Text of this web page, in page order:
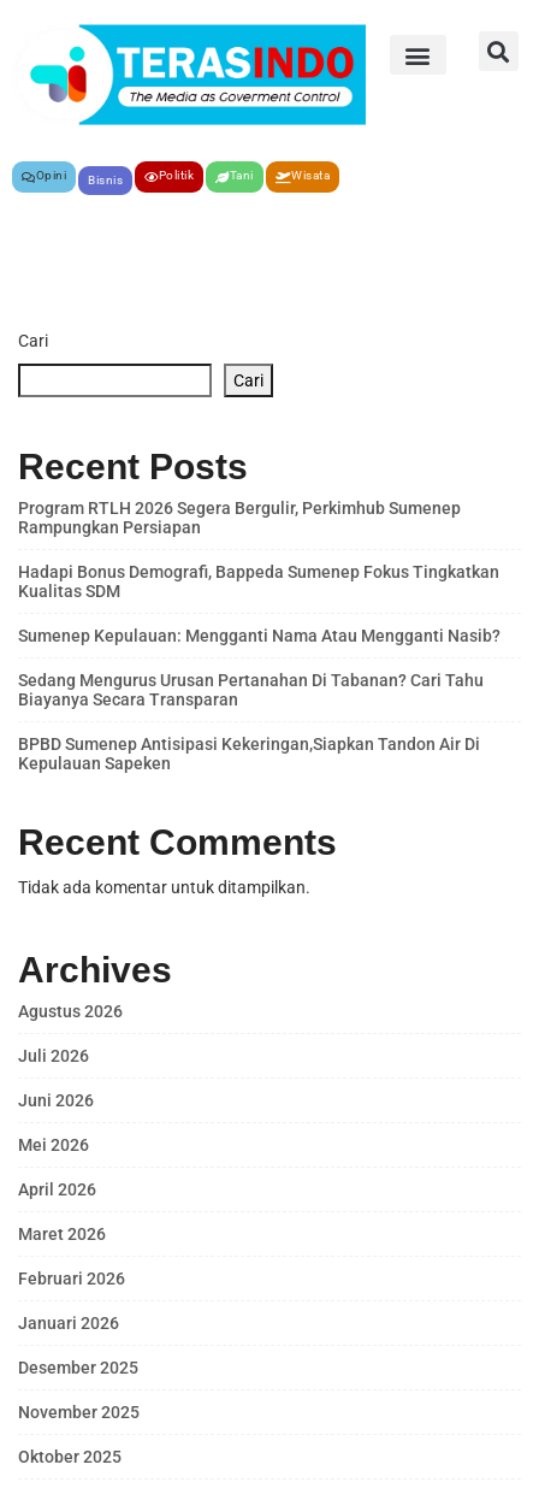
Opini Bisnis Politik Tani Wisata
Cari
Cari
Recent Posts
Program RTLH 2026 Segera Bergulir, Perkimhub Sumenep
Rampungkan Persiapan
Hadapi Bonus Demografi, Bappeda Sumenep Fokus Tingkatkan
Kualitas SDM
Sumenep Kepulauan: Mengganti Nama Atau Mengganti Nasib?
Sedang Mengurus Urusan Pertanahan Di Tabanan? Cari Tahu
Biayanya Secara Transparan
BPBD Sumenep Antisipasi Kekeringan,Siapkan Tandon Air Di
Kepulauan Sapeken
Recent Comments
Tidak ada komentar untuk ditampilkan.
Archives
Agustus 2026
Juli 2026
Juni 2026
Mei 2026
April 2026
Maret 2026
Februari 2026
Januari 2026
Desember 2025
November 2025
Oktober 2025